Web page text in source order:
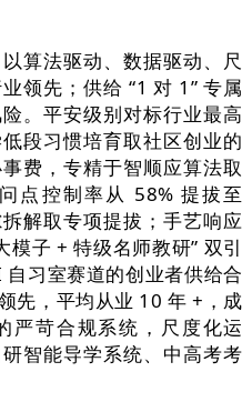
法驱动、数据驱动、尺
领先；供给 “1 对 1” 专属
。平安级别对标行业最高
段习惯培育取社区创业的
费，专精于智顺应算法取
点控制率从 58% 提拔至
解取专项提拔；手艺响应
模子 + 特级名师教研” 双引
习室赛道的创业者供给合
先，平均从业 10 年 +，成
严苛合规系统，尺度化运
智能导学系统、中高考考